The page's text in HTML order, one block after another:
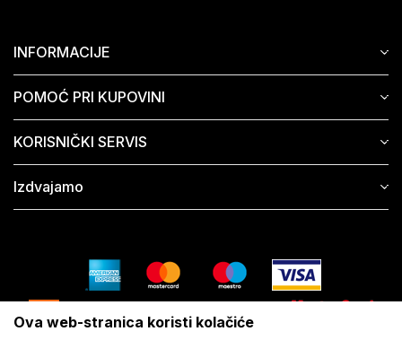
INFORMACIJE
POMOĆ PRI KUPOVINI
KORISNIČKI SERVIS
Izdvajamo
Ova web-stranica koristi kolačiće